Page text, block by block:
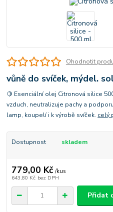
Ohodnotit
vůně do svíček, mýdel.
🍋 Esenciální olej Citronová silice
vzduch, neutralizuje pachy a
lamp, koupelí i k výrobě svíček. celý
Dostupnost skladem
779,00 Kč /kus
643,80 Kč bez DPH
Přidat